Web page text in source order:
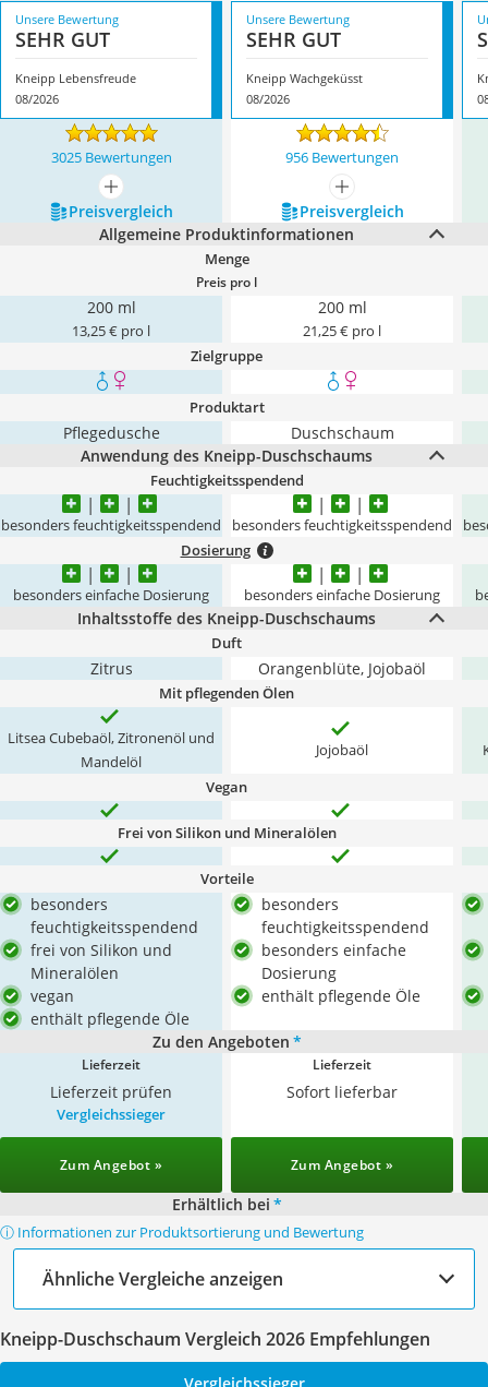
Unsere Bewertung
SEHR GUT
Kneipp Lebensfreude
08/2026
Unsere Bewertung
SEHR GUT
Kneipp Wachgeküsst
08/2026
3025 Bewertungen 956 Bewertungen
mehr anzeigen
mehr anzeigen
Preis­vergleich
Preis­vergleich
Allgemeine Produktinformationen
Menge
Preis pro l
200 ml
13,25 € pro l
200 ml
21,25 € pro l
Zielgruppe
Produktart
Pflegedusche
Duschschaum
Anwendung des Kneipp-Duschschaums
Feuchtigkeitsspendend
besonders feuchtigkeitsspendend besonders feuchtigkeitsspendend
Dosierung
besonders einfache Dosierung besonders einfache Dosierung
Inhaltsstoffe des Kneipp-Duschschaums
Duft
Zitrus Orangenblüte, Jojobaöl
Mit pflegenden Ölen
Litsea Cubebaöl, Zitronenöl und
Mandelöl
Jojobaöl
Vegan
Frei von Silikon und Mineralölen
Vorteile
besonders
feuchtigkeitsspendend
frei von Silikon und
Mineralölen
vegan
enthält pflegende Öle
besonders
feuchtigkeitsspendend
besonders einfache
Dosierung
enthält pflegende Öle
Zu den Angeboten *
Lieferzeit
Lieferzeit prüfen
Lieferzeit
Sofort lieferbar
Vergleichssieger
Zum Angebot » Zum Angebot »
Erhältlich bei *
ⓘ Informationen zur Produktsortierung und Bewertung
Ähnliche Vergleiche anzeigen
Kneipp-Duschschaum Vergleich 2026 Empfehlungen